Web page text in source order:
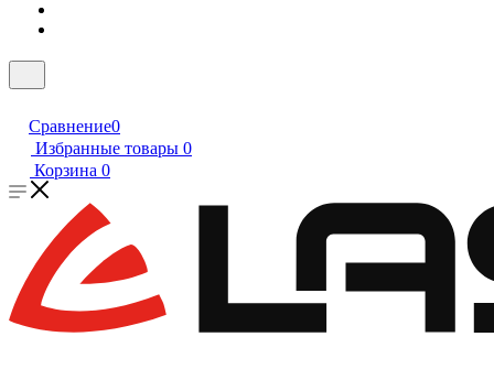
Сравнение0
Избранные товары 0
Корзина 0